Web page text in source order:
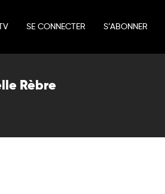
SE CONNECTER S’ABONNER
Rèbre